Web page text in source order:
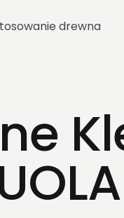
drewna